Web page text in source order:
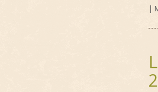
|